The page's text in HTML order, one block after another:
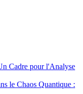
Cadre pour l'Analyse
le Chaos Quantique :